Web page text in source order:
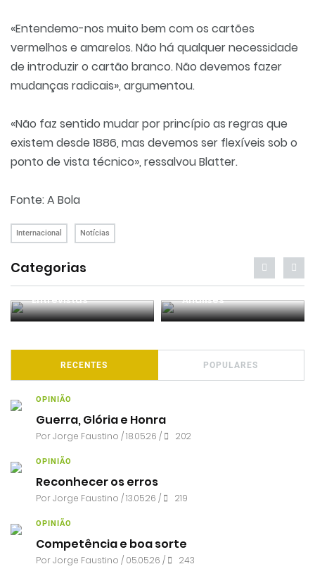
«Entendemo-nos muito bem com os cartões
vermelhos e amarelos. Não há qualquer necessidade
de introduzir o cartão branco. Não devemos fazer
mudanças radicais», argumentou.
«Não faz sentido mudar por princípio as regras que
existem desde 1886, mas devemos ser flexíveis sob o
ponto de vista técnico», ressalvou Blatter.
Fonte: A Bola
Internacional Notícias
Categorias
Entrevistas Análises
RECENTES POPULARES
OPINIÃO
Guerra, Glória e Honra
PorJorge Faustino / 18.05.26 / 202
OPINIÃO
Reconhecer os erros
PorJorge Faustino / 13.05.26 / 219
OPINIÃO
Competência e boa sorte
PorJorge Faustino / 05.05.26 / 243